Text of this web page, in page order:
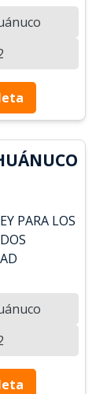
PARA LOS